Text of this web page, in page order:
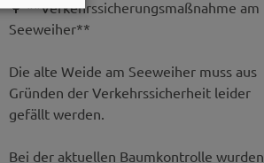
🌳 **Verkehrssicherungsmaßnahme am
Seeweiher**
Die alte Weide am Seeweiher muss aus
Gründen der Verkehrssicherheit leider
gefällt werden.
Bei der aktuellen Baumkontrolle wurden